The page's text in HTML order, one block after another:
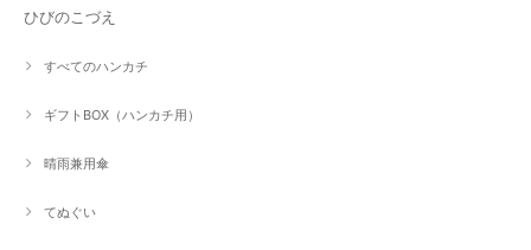
ひびのこづえ
すべてのハンカチ
ギフトBOX（ハンカチ用）
晴雨兼用傘
てぬぐい